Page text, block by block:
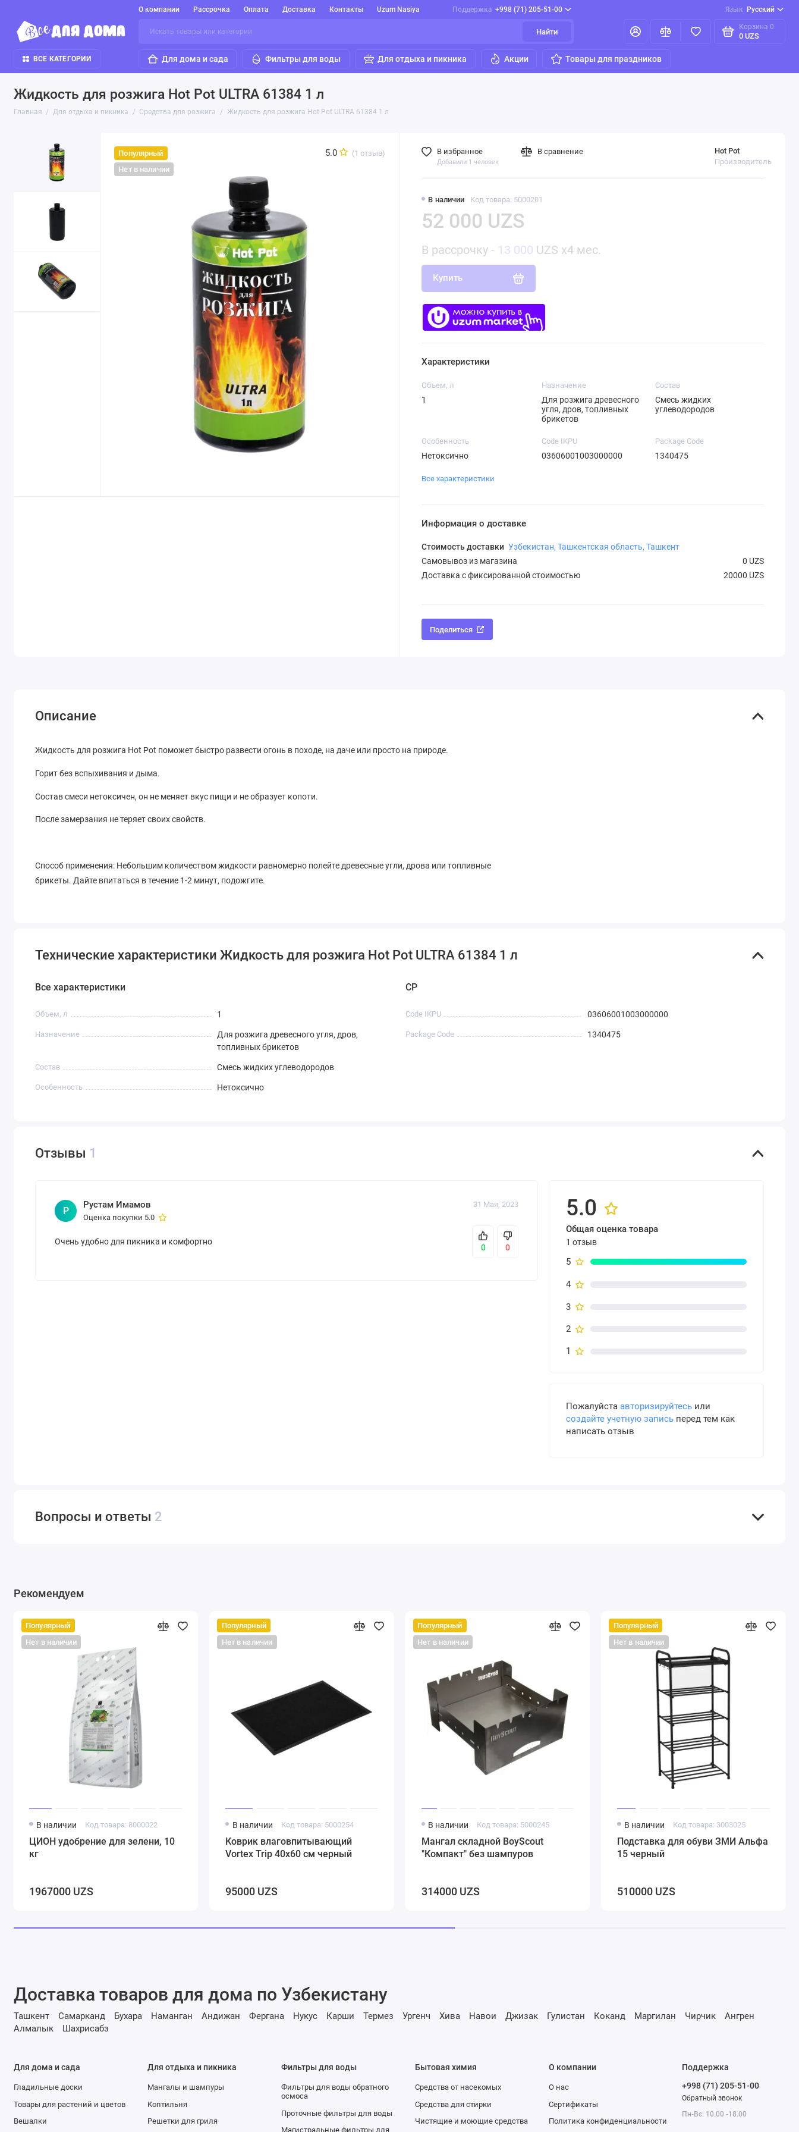
О компании Рассрочка Оплата Доставка Контакты Uzum Nasiya Поддержка +998 (71) 205-51-00 Язык Русский
Найти
Корзина 0
0 UZS
ВСЕ КАТЕГОРИИ Для дома и сада Фильтры для воды Для отдыха и пикника Акции Товары для праздников
Жидкость для розжига Hot Pot ULTRA 61384 1 л
Главная Для отдыха и пикника Средства для розжига Жидкость для розжига Hot Pot ULTRA 61384 1 л
Популярный
Нет в наличии
5.0 (1 отзыв)
В наличии Код товара: 5000201
Hot Pot
Производитель
52 000 UZS
В рассрочку - 13 000 UZS x4 мес.
Купить
В избранное
Добавили 1 человек
В сравнение
Характеристики
Объем, л
1
Назначение
Для розжига древесного
угля, дров, топливных
брикетов
Состав
Смесь жидких
углеводородов
Особенность
Нетоксично
Code IKPU
03606001003000000
Package Code
1340475
Все характеристики
Информация о доставке
Стоимость доставки Узбекистан, Ташкентская область, Ташкент
Самовывоз из магазина
0 UZS
Доставка с фиксированной стоимостью
20000 UZS
Поделиться
Описание
Жидкость для розжига Hot Pot поможет быстро развести огонь в походе, на даче или просто на природе.
Горит без вспыхивания и дыма.
Состав смеси нетоксичен, он не меняет вкус пищи и не образует копоти.
После замерзания не теряет своих свойств.
Способ применения: Небольшим количеством жидкости равномерно полейте древесные угли, дрова или топливные
брикеты. Дайте впитаться в течение 1-2 минут, подожгите.
Технические характеристики Жидкость для розжига Hot Pot ULTRA 61384 1 л
Все характеристики
Объем, л 1
Назначение
Для розжига древесного угля, дров,
топливных брикетов
Состав Смесь жидких углеводородов
Особенность Нетоксично
CP
Code IKPU 03606001003000000
Package Code 1340475
Отзывы 1
Р
Рустам Имамов
Оценка покупки 5.0
31 Мая, 2023
Очень удобно для пикника и комфортно
0 0
5.0
Общая оценка товара
1 отзыв
5
4
3
2
1
Пожалуйста авторизируйтесьили
создайте учетную записьперед тем как
написать отзыв
Вопросы и ответы 2
Рекомендуем
Популярный
Нет в наличии
В наличии Код товара: 8000022
ЦИОН удобрение для зелени, 10
кг
1967000 UZS
Популярный
Нет в наличии
В наличии Код товара: 5000254
Коврик влаговпитывающий
Vortex Trip 40х60 см черный
95000 UZS
Популярный
Нет в наличии
В наличии Код товара: 5000245
Мангал складной BoyScout
"Компакт" без шампуров
314000 UZS
Популярный
Нет в наличии
В наличии Код товара: 3003025
Подставка для обуви ЗМИ Альфа
15 черный
510000 UZS
Доставка товаров для дома по Узбекистану
Ташкент Самарканд Бухара Наманган Андижан Фергана Нукус Карши Термез Ургенч Хива Навои Джизак Гулистан Коканд Маргилан Чирчик
Ангрен
Алмалык
Шахрисабз
Для дома и сада
Гладильные доски
Товары для растений и цветов
Вешалки
Для отдыха и пикника
Мангалы и шампуры
Коптильня
Решетки для гриля
Фильтры для воды
Фильтры для воды обратного
осмоса
Проточные фильтры для воды
Магистральные фильтры для
Бытовая химия
Средства от насекомых
Средства для стирки
Чистящие и моющие средства
О компании
О нас
Сертификаты
Политика конфиденциальности
Поддержка
+998 (71) 205-51-00
Обратный звонок
Пн-Вс: 10.00 -18.00